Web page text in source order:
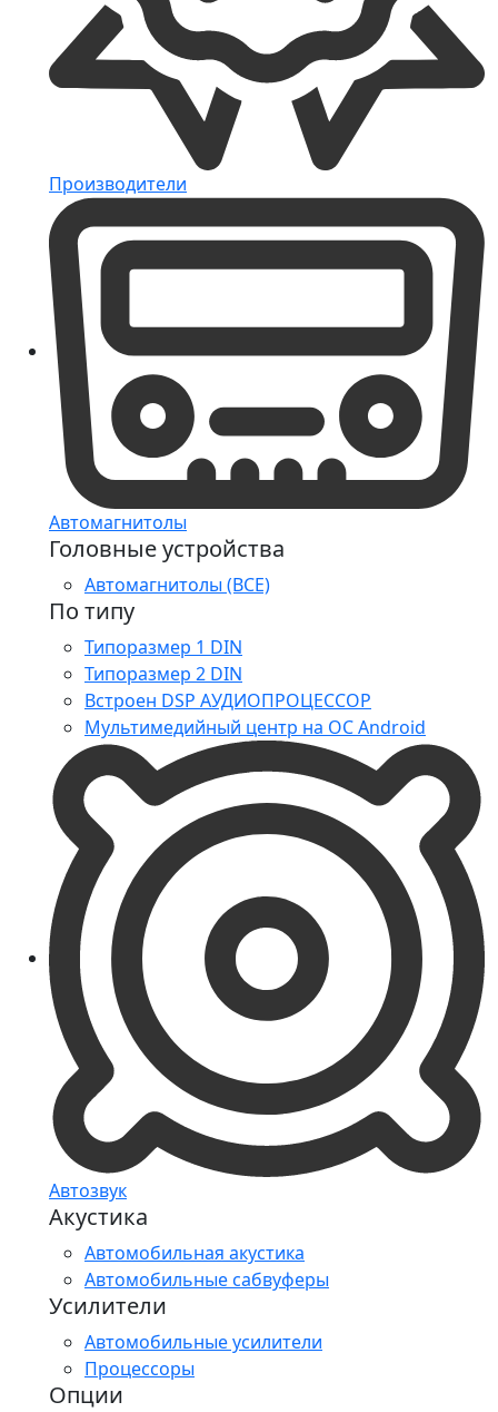
Производители
Автомагнитолы
Головные устройства
Автомагнитолы (ВСЕ)
По типу
Типоразмер 1 DIN
Типоразмер 2 DIN
Встроен DSP АУДИОПРОЦЕССОР
Мультимедийный центр на ОС Android
Автозвук
Акустика
Автомобильная акустика
Автомобильные сабвуферы
Усилители
Автомобильные усилители
Процессоры
Опции